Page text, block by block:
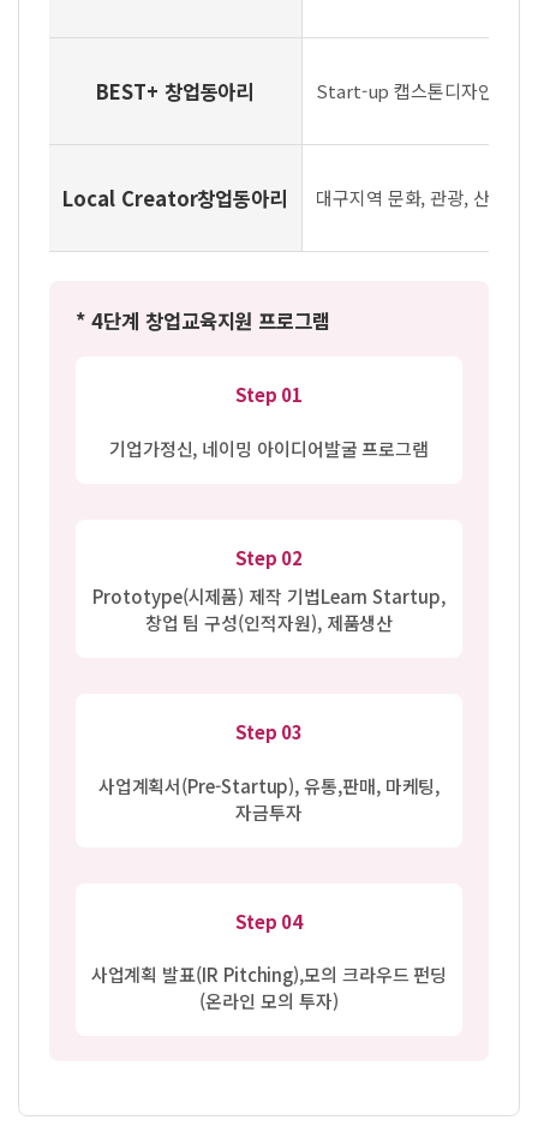
BEST+ 창업동아리 Start-up 캡스톤디자인과 연
Local Creator창업동아리 대구지역 문화, 관광, 산업 등
* 4단계 창업교육지원 프로그램
Step 01
기업가정신, 네이밍 아이디어발굴 프로그램
Step 02
Prototype(시제품) 제작 기법Learn Startup,
창업 팀 구성(인적자원), 제품생산
Step 03
사업계획서(Pre-Startup), 유통,판매, 마케팅,
자금투자
Step 04
사업계획 발표(IR Pitching),모의 크라우드 펀딩
(온라인 모의 투자)